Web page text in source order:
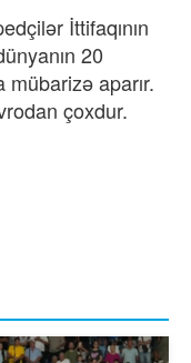
İttifaqının
20
aparır.
çoxdur.